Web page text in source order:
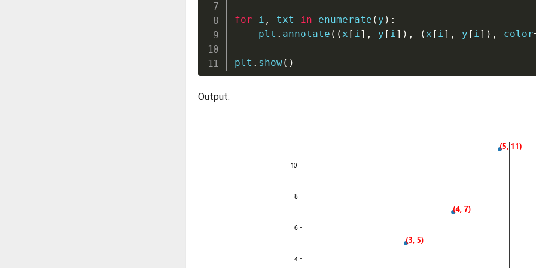
for i , txt in enumerate ( y ) :
    plt
. annotate ( ( x [ i] , y [ i] ) , ( x [ i] , y [ i] ) , color
plt . show( )
Output: